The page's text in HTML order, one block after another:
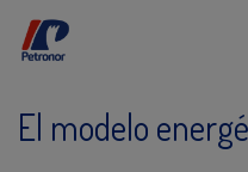
El modelo